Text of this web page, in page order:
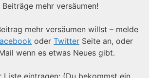
mehr versäumen!
mehr versäumen willst – melde
oder Twitter Seite an, oder
wenn es etwas Neues gibt.